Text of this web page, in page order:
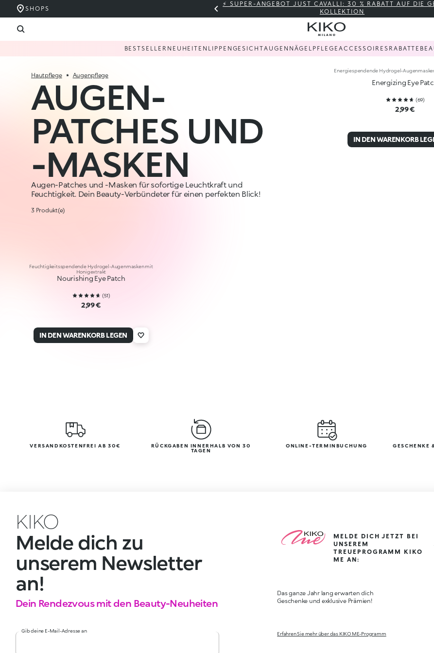
SHOPS
⚡ SUPER-ANGEBOT JUST CAVALLI: 30 % RABATT AUF DIE
KOLLEKTION
BESTSELLER NEUHEITEN LIPPEN GESICHTAUGEN NÄGEL PFLEGE ACCESSOIRES RABATTE
Hautpflege Augenpflege
AUGEN-
PATCHES UND
-MASKEN
Augen-Patches und -Masken für sofortige Leuchtkraft und
Feuchtigkeit. Dein Beauty-Verbündeter für einen perfekten Blick!
3 Produkt(e)
Energiespendende Hydrogel-
Energizing Eye
(69)
2,99 €
IN DEN WARENKORB
Feuchtigkeitsspendende Hydrogel-Augenmasken mit
Honigextrakt
Nourishing Eye Patch
(51)
2,99 €
IN DEN WARENKORB LEGEN
VERSANDKOSTENFREI AB 30€
RÜCKGABEN INNERHALB VON 30
TAGEN
ONLINE-TERMINBUCHUNG GESCHENKE
KIKO
Melde dich zu
unserem Newsletter
an!
Dein Rendezvous mit den Beauty-Neuheiten
Gib deine E-Mail-Adresse an
MELDE DICH JETZT BEI
UNSEREM
TREUEPROGRAMM KIKO
ME AN:
Das ganze Jahr lang erwarten dich
Geschenke und exklusive Prämien!
Erfahren Sie mehr über das KIKO ME-Programm